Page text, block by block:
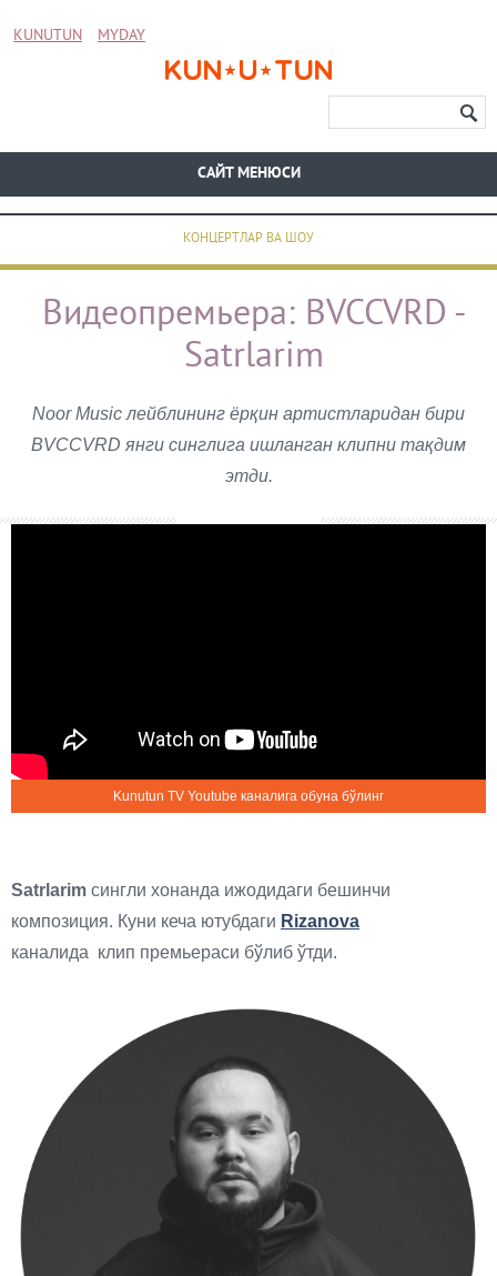
KUNUTUN MYDAY
CАЙТ МЕНЮСИ
КОНЦЕРТЛАР ВА ШОУ
Видеопремьера: BVCCVRD -
Satrlarim
Noor Music лейблининг ёрқин артистларидан бири
BVCCVRD янги синглига ишланган клипни тақдим
этди.
Kunutun TV Youtube каналига обуна бўлинг
Satrlarim сингли хонанда ижодидаги бешинчи
композиция. Куни кеча ютубдаги Rizanova
каналида клип премьераси бўлиб ўтди.